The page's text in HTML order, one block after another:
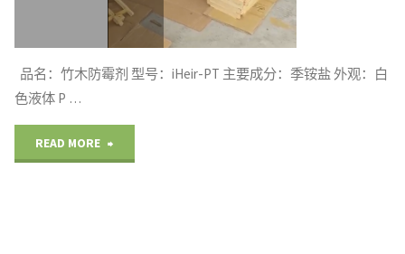
卫
生
更
安
心"
品名：竹木防霉剂 型号：iHeir-PT 主要成分：季铵盐 外观：白
色液体 P …
READ MORE